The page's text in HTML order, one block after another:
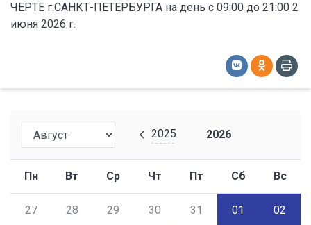
ЧЕРТЕ г.САНКТ-ПЕТЕРБУРГА на день с 09:00 до 21:00 2
июня 2026 г.
2025 2026
Пн Вт Ср Чт Пт Сб Вс
27 28 29 30 31 01 02